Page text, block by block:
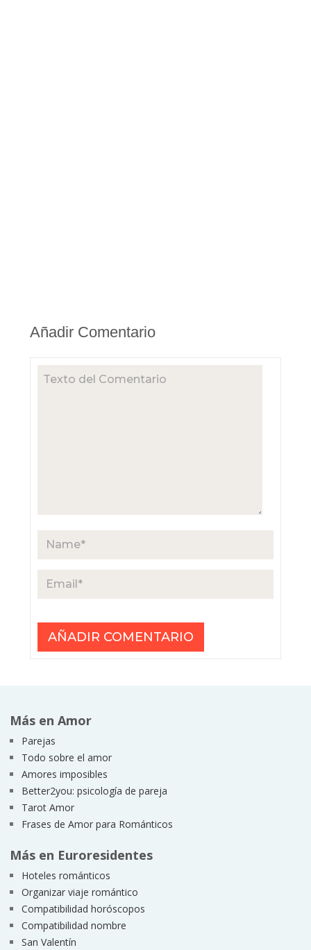
Añadir Comentario
Más en Amor
Parejas
Todo sobre el amor
Amores imposibles
Better2you: psicología de pareja
Tarot Amor
Frases de Amor para Románticos
Más en Euroresidentes
Hoteles románticos
Organizar viaje romántico
Compatibilidad horóscopos
Compatibilidad nombre
San Valentín